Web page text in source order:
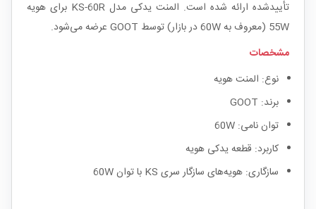
تأییدشده ارائه شده است. المنت یدکی مدل KS-60R برای هویه
55W (معروف به 60W در بازار) توسط GOOT عرضه می‌شود.
مشخصات
نوع: المنت هویه
برند: GOOT
توان نامی: 60W
کاربرد: قطعه یدکی هویه
سازگاری: هویه‌های سازگار سری KS با توان 60W